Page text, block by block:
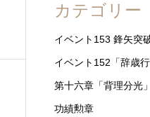
カテゴリー
イベント153 鋒矢突
イベント152「辞歳行
第十六章「背理分光」
功績勲章